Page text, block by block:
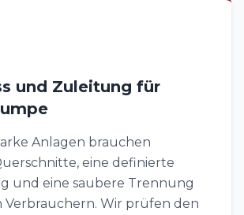
und Zuleitung für
Anlagen brauchen
eine definierte
und eine saubere Trennung
Verbrauchern. Wir prüfen den